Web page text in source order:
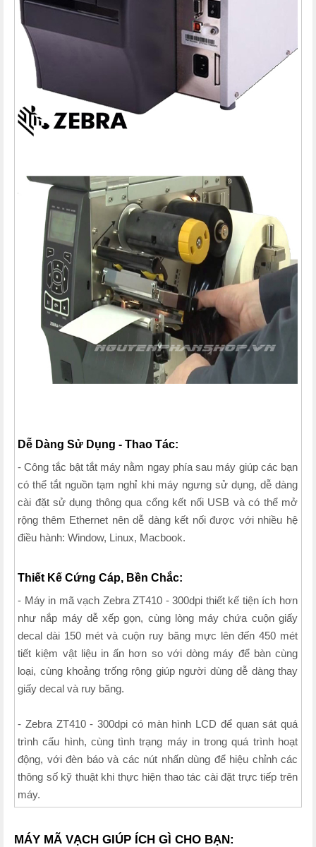
Dễ Dàng Sử Dụng - Thao Tác:
- Công tắc bật tắt máy nằm ngay phía sau máy giúp các bạn
có thể tắt nguồn tạm nghỉ khi máy ngưng sử dụng, dễ dàng
cài đặt sử dụng thông qua cổng kết nối USB và có thể mở
rộng thêm Ethernet nên dễ dàng kết nối được với nhiều hệ
điều hành: Window, Linux, Macbook.
Thiết Kế Cứng Cáp, Bền Chắc:
- Máy in mã vạch Zebra ZT410 - 300dpi thiết kế tiện ích hơn
như nắp máy dễ xếp gọn, cùng lòng máy chứa cuộn giấy
decal dài 150 mét và cuộn ruy băng mực lên đến 450 mét
tiết kiệm vật liệu in ấn hơn so với dòng máy để bàn cùng
loại, cùng khoảng trống rộng giúp người dùng dễ dàng thay
giấy decal và ruy băng.
- Zebra ZT410 - 300dpi có màn hình LCD để quan sát quá
trình cấu hình, cùng tình trạng máy in trong quá trình hoạt
động, với đèn báo và các nút nhấn dùng để hiệu chỉnh các
thông số kỹ thuật khi thực hiện thao tác cài đặt trực tiếp trên
máy.
MÁY MÃ VẠCH GIÚP ÍCH GÌ CHO BẠN: